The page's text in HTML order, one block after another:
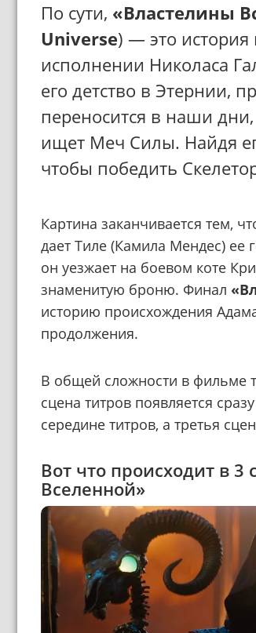
По сути, «Властелины
Universe) — это
исполнении Николаса
его детство в Этернии,
переносится в наши
ищет Меч Силы. Найдя
чтобы победить
Картина заканчивается тем,
дает Тиле (Камила Мендес) ее
он уезжает на боевом коте
знаменитую броню. Финал
историю происхождения
продолжения.
В общей сложности в фильме
сцена титров появляется
середине титров, а третья
Вот что происходит в 3
Вселенной»